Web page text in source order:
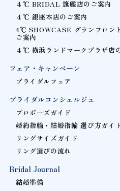
４℃ BRIDAL 旗艦店のご案内
４℃ 銀座本店のご案内
4℃ SHOWCASE グランフロン
ご案内
４℃ 横浜ランドマークプラザ店
フェア・キャンペーン
ブライダルフェア
ブライダルコンシェルジュ
プロポーズガイド
婚約指輪・結婚指輪 選び方ガイ
リングサイズガイド
リング選びの流れ
Bridal Journal
結婚準備